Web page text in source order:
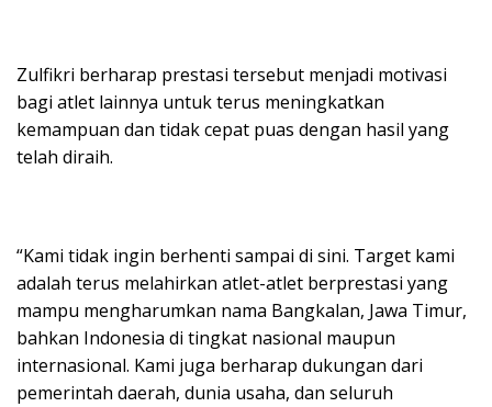
Zulfikri berharap prestasi tersebut menjadi motivasi
bagi atlet lainnya untuk terus meningkatkan
kemampuan dan tidak cepat puas dengan hasil yang
telah diraih.
“Kami tidak ingin berhenti sampai di sini. Target kami
adalah terus melahirkan atlet-atlet berprestasi yang
mampu mengharumkan nama Bangkalan, Jawa Timur,
bahkan Indonesia di tingkat nasional maupun
internasional. Kami juga berharap dukungan dari
pemerintah daerah, dunia usaha, dan seluruh